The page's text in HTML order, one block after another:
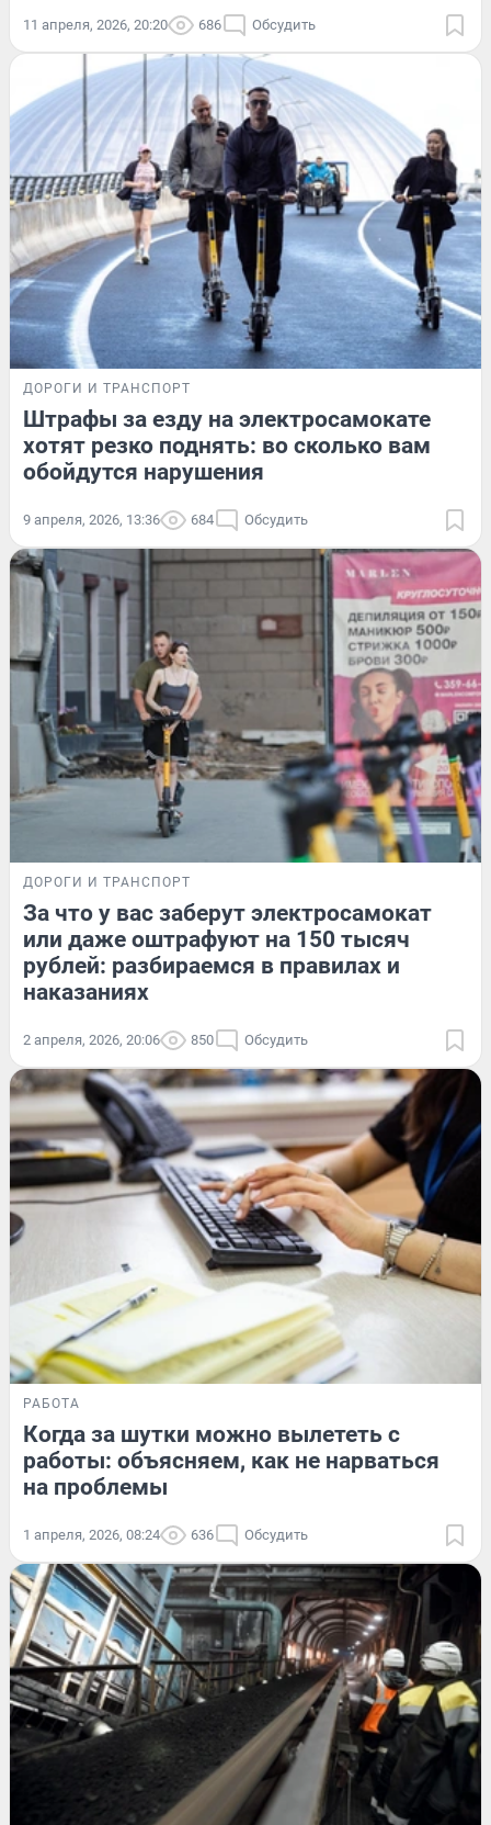
11 апреля, 2026, 20:20 686 Обсудить
ДОРОГИ И ТРАНСПОРТ
Штрафы за езду на электросамокате
хотят резко поднять: во сколько вам
обойдутся нарушения
9 апреля, 2026, 13:36 684 Обсудить
ДОРОГИ И ТРАНСПОРТ
За что у вас заберут электросамокат
или даже оштрафуют на 150 тысяч
рублей: разбираемся в правилах и
наказаниях
2 апреля, 2026, 20:06 850 Обсудить
РАБОТА
Когда за шутки можно вылететь с
работы: объясняем, как не нарваться
на проблемы
1 апреля, 2026, 08:24 636 Обсудить